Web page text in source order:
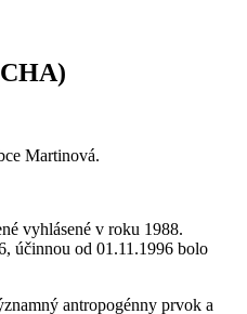
Martinová.
vyhlásené v roku 1988.
účinnou od 01.11.1996 bolo
antropogénny prvok a